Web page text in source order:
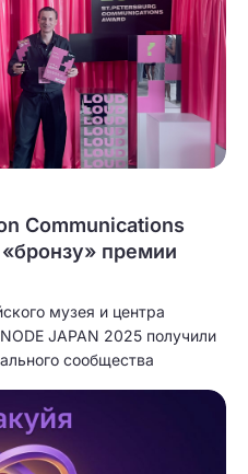
Communications
премии
музея и центра
JAPAN 2025 получили
сообщества